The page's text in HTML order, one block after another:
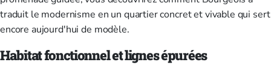
traduit le modernisme en un quartier concret et vivable qui sert
encore aujourd'hui de modèle.
Habitat fonctionnel et lignes épurées